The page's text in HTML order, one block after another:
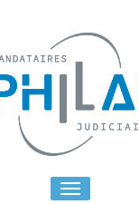
Toggle